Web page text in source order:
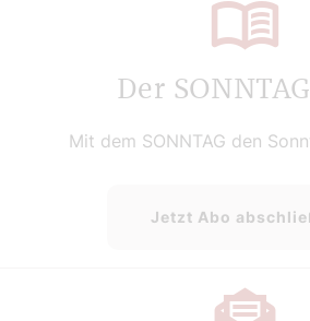
Der
Mit dem SONNTAG den
Jetzt Abo